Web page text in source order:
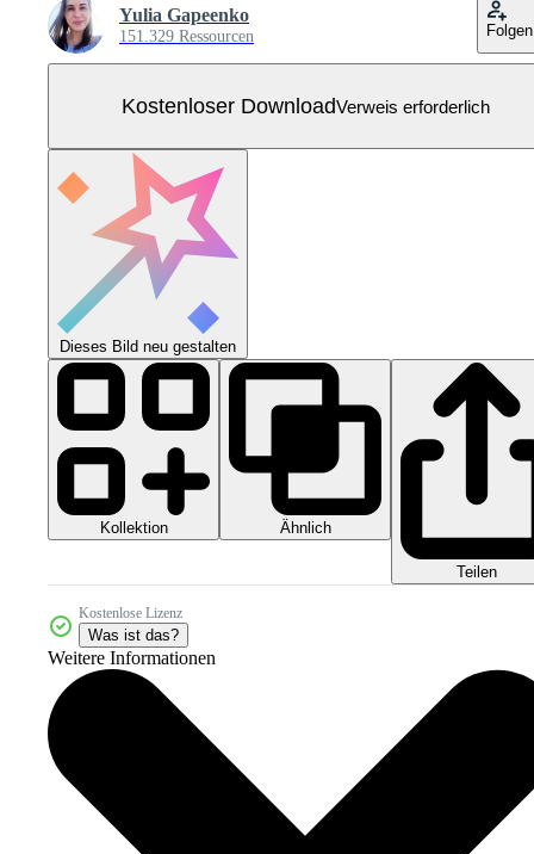
Yulia Gapeenko
151.329 Ressourcen Folgen
Kostenloser DownloadVerweis erforderlich
Dieses Bild neu gestalten
Kollektion Ähnlich
Teilen
Kostenlose Lizenz
Was ist das?
Weitere Informationen